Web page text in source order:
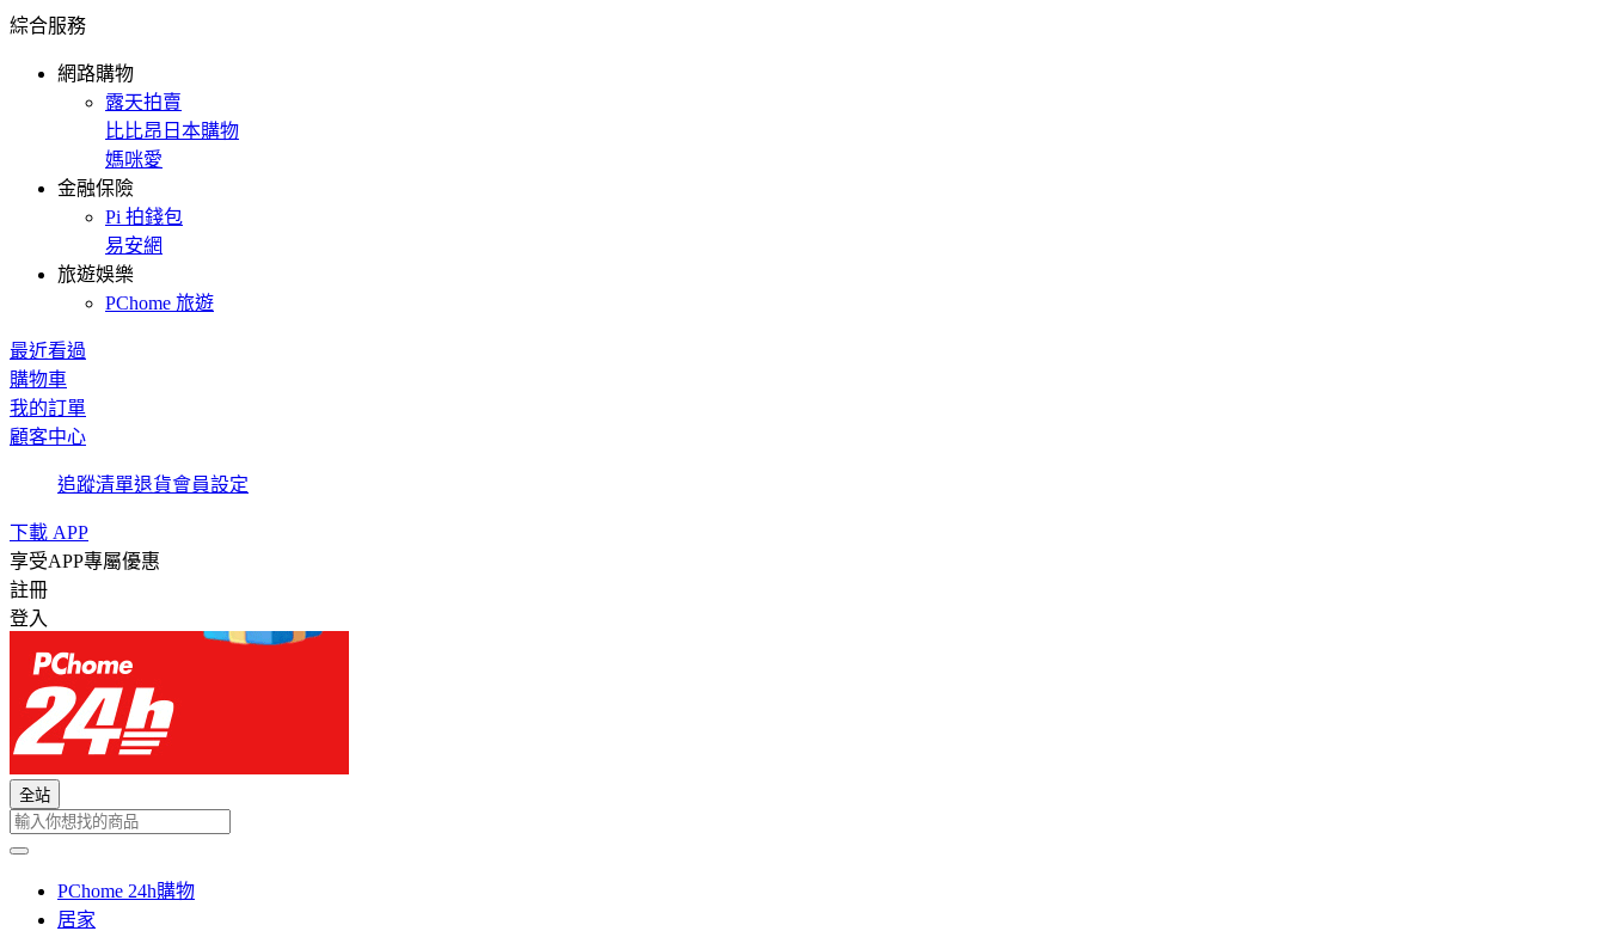
綜合服務
網路購物
露天拍賣
比比昂日本購物
媽咪愛
金融保險
Pi 拍錢包
易安網
旅遊娛樂
PChome 旅遊
最近看過
購物車
我的訂單
顧客中心
追蹤清單退貨會員設定
下載 APP
享受APP專屬優惠
註冊
登入
全站
PChome 24h購物
居家